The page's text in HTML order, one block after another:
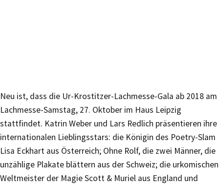
Neu ist, dass die Ur-Krostitzer-Lachmesse-Gala ab 2018 am
Lachmesse-Samstag, 27. Oktober im Haus Leipzig
stattfindet. Katrin Weber und Lars Redlich präsentieren ihre
internationalen Lieblingsstars: die Königin des Poetry-Slam
Lisa Eckhart aus Österreich; Ohne Rolf, die zwei Männer, die
unzählige Plakate blättern aus der Schweiz; die urkomischen
Weltmeister der Magie Scott & Muriel aus England und